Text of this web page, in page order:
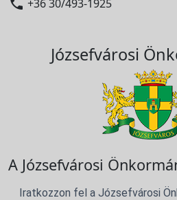
 +36 30/493-1925
Józsefvárosi
A Józsefvárosi
Iratkozzon fel a Józsefvárosi